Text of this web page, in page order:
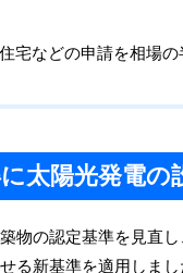
宅などの申請を相場の
太陽光発電の
物の認定基準を見直
る新基準を適用しまし